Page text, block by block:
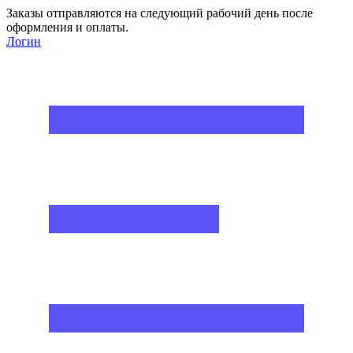
Заказы отправляются на следующий рабочий день после
оформления и оплаты.
Логин